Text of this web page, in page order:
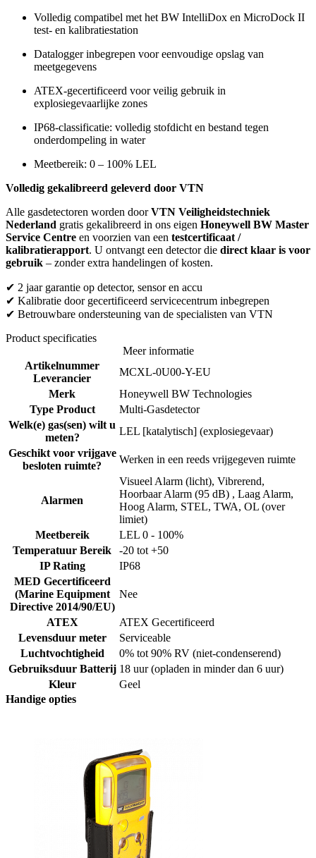
Volledig compatibel met het BW IntelliDox en MicroDock II
test- en kalibratiestation
Datalogger inbegrepen voor eenvoudige opslag van
meetgegevens
ATEX-gecertificeerd voor veilig gebruik in
explosiegevaarlijke zones
IP68-classificatie: volledig stofdicht en bestand tegen
onderdompeling in water
Meetbereik: 0 – 100% LEL
Volledig gekalibreerd geleverd door VTN
Alle gasdetectoren worden doorVTN Veiligheidstechniek
Nederland gratis gekalibreerd in ons eigen Honeywell BW Master
Service Centre en voorzien van een testcertificaat /
kalibratierapport. U ontvangt een detector die direct klaar is voor
gebruik – zonder extra handelingen of kosten.
✔ 2 jaar garantie op detector, sensor en accu
✔ Kalibratie door gecertificeerd servicecentrum inbegrepen
✔ Betrouwbare ondersteuning van de specialisten van VTN
Product specificaties
Meer informatie
Artikelnummer
Leverancier
MCXL-0U00-Y-EU
Merk
Honeywell BW Technologies
Type Product
Multi-Gasdetector
Welk(e) gas(sen) wilt u
meten?
LEL [katalytisch] (explosiegevaar)
Geschikt voor vrijgave
besloten ruimte?
Werken in een reeds vrijgegeven ruimte
Alarmen
Visueel Alarm (licht), Vibrerend,
Hoorbaar Alarm (95 dB) , Laag Alarm,
Hoog Alarm, STEL, TWA, OL (over
limiet)
Meetbereik
LEL 0 - 100%
Temperatuur Bereik
-20 tot +50
IP Rating
IP68
MED Gecertificeerd
(Marine Equipment
Directive 2014/90/EU)
Nee
ATEX
ATEX Gecertificeerd
Levensduur meter
Serviceable
Luchtvochtigheid
0% tot 90% RV (niet-condenserend)
Gebruiksduur Batterij 18 uur (opladen in minder dan 6 uur)
Kleur
Geel
Handige opties